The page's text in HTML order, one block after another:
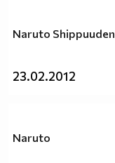
Naruto Shippuuden
23.02.2012
Naruto